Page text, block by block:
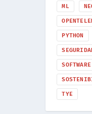
ML
PYTHON
TYE